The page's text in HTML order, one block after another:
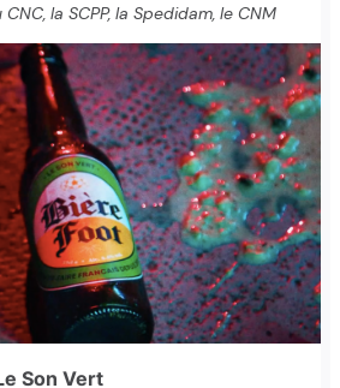
la SCPP, la Spedidam, le CNM
Son Vert